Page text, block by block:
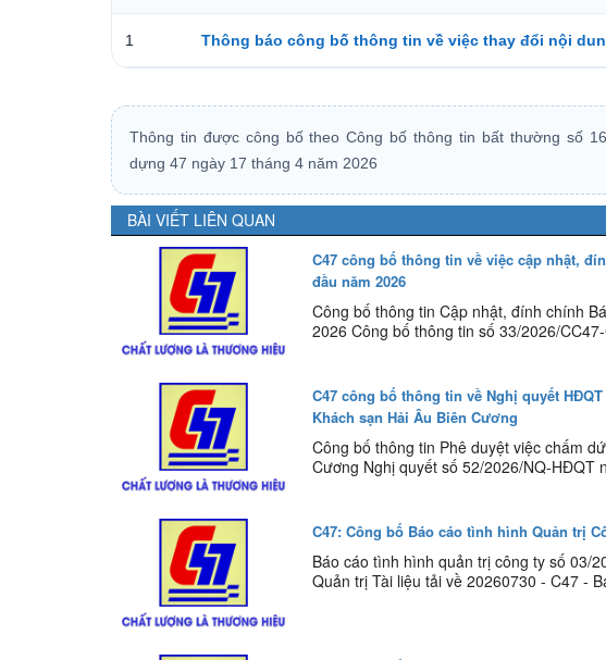
1 Thông báo công bố thông tin về việc thay đổi nội
Thông tin được công bố theo Công bố thông tin bất thường số
dựng 47 ngày 17 tháng 4 năm 2026
BÀI VIẾT LIÊN QUAN
C47 công bố thông tin về việc cập nhật,
đầu năm 2026
Công bố thông tin Cập nhật, đính chính
2026 Công bố thông tin số 33/2026/
C47 công bố thông tin về Nghị quyết
Khách sạn Hải Âu Biên Cương
Công bố thông tin Phê duyệt việc chấm
Cương Nghị quyết số 52/2026/NQ-HĐQT
C47: Công bố Báo cáo tình hình Quản trị
Báo cáo tình hình quản trị công ty số 03/
Quản trị Tài liệu tải về 20260730 - C47 -